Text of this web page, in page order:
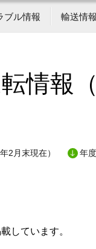
ブル情報 輸送情報
情報
2月末現在） 年
しています。